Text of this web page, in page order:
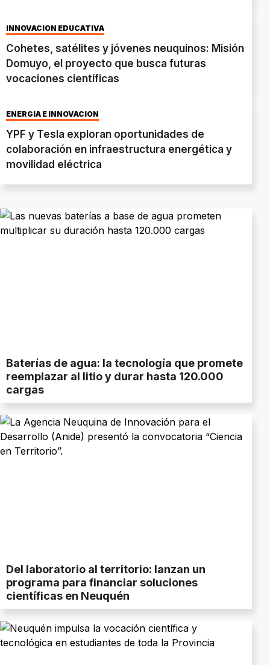
INNOVACIÓN EDUCATIVA
Cohetes, satélites y jóvenes neuquinos: Misión
Domuyo, el proyecto que busca futuras
vocaciones científicas
ENERGÍA E INNOVACIÓN
YPF y Tesla exploran oportunidades de
colaboración en infraestructura energética y
movilidad eléctrica
Baterías de agua: la tecnología que promete
reemplazar al litio y durar hasta 120.000
cargas
Del laboratorio al territorio: lanzan un
programa para financiar soluciones
científicas en Neuquén